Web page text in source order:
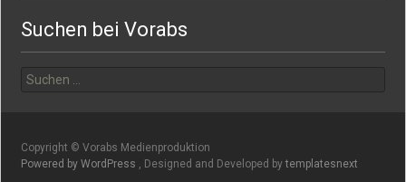
Suchen bei Vorabs
nach:
Copyright © Vorabs Medienproduktion
Powered by WordPress
, Designed and Developed bytemplatesnext